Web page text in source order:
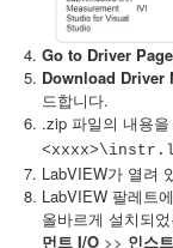
Go to Driver Page
Download Driver
드합니다.
.zip 파일의 내용을
LabVIEW가 열려
LabVIEW 팔레트
올바르게 설치되
먼트 I/O >> 인스